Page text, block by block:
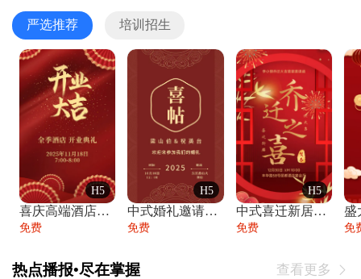
严选推荐 培训招生
H5
喜庆高端酒店开业大吉邀请函
免费
H5
中式婚礼邀请函中国风传统复古婚礼请柬请帖
免费
H5
中式喜迁新居乔迁之喜邀请函宴会请帖
免费 免
热点播报•尽在掌握 查看更多 